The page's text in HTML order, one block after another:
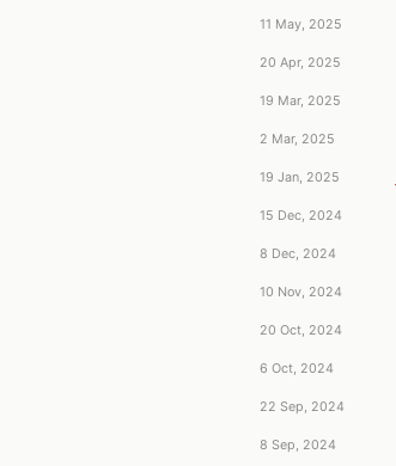
11 May, 2025
20 Apr, 2025
19 Mar, 2025
2 Mar, 2025
19 Jan, 2025
15 Dec, 2024
8 Dec, 2024
10 Nov, 2024
20 Oct, 2024
6 Oct, 2024
22 Sep, 2024
8 Sep, 2024